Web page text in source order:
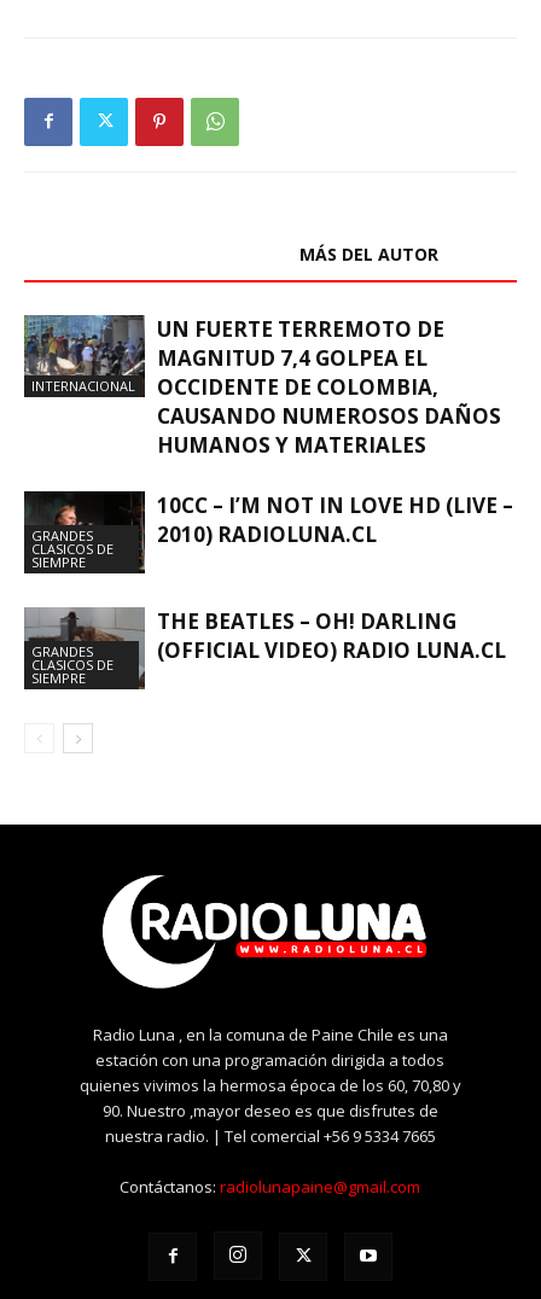
MÁS DEL AUTOR
INTERNACIONAL
UN FUERTE TERREMOTO DE
MAGNITUD 7,4 GOLPEA EL
OCCIDENTE DE COLOMBIA,
CAUSANDO NUMEROSOS DAÑOS
HUMANOS Y MATERIALES
GRANDES
CLASICOS DE
SIEMPRE
10CC – I’M NOT IN LOVE HD (LIVE –
2010) RADIOLUNA.CL
GRANDES
CLASICOS DE
SIEMPRE
THE BEATLES – OH! DARLING
(OFFICIAL VIDEO) RADIO LUNA.CL
Radio Luna , en la comuna de Paine Chile es una
estación con una programación dirigida a todos
quienes vivimos la hermosa época de los 60, 70,80 y
90. Nuestro ,mayor deseo es que disfrutes de
nuestra radio. | Tel comercial +56 9 5334 7665
Contáctanos:radiolunapaine@gmail.com